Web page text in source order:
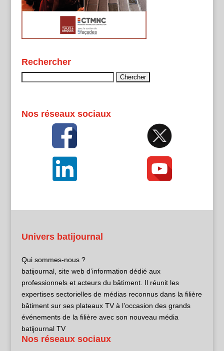
Rechercher
Nos réseaux sociaux
Univers batijournal
Qui sommes-nous ?
batijournal, site web d’information dédié aux
professionnels et acteurs du bâtiment. Il réunit les
expertises sectorielles de médias reconnus dans la filière
bâtiment sur ses plateaux TV à l’occasion des grands
événements de la filière avec son nouveau média
batijournal TV
Nos réseaux sociaux